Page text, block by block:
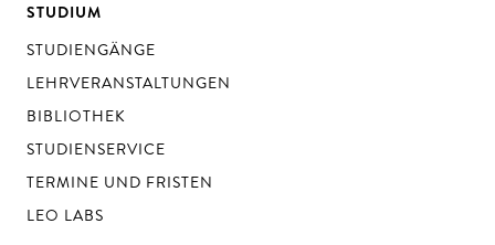
STUDIUM
STUDIENGÄNGE
LEHRVERANSTALTUNGEN
BIBLIOTHEK
STUDIENSERVICE
TERMINE UND FRISTEN
LEO LABS